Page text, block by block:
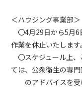
＜ハウジング事業部＞
〇4月29日から5月6
作業を休止いたします。
〇スケジュール上、
ては、公衆衛生の専門
のアドバイスを受